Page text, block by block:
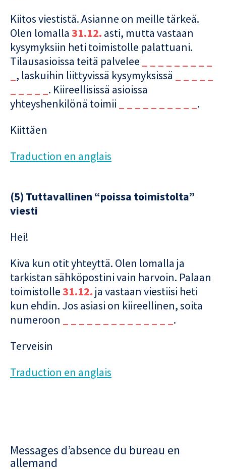
Kiitos viestistä. Asianne on meille tärkeä.
Olen lomalla 31.12. asti, mutta vastaan
kysymyksiin heti toimistolle palattuani.
Tilausasioissa teitä palvelee
, laskuihin liittyvissä kysymyksissä
. Kiireellisissä asioissa
yhteyshenkilönä toimii
.
Kiittäen
Traduction en anglais
(5) Tuttavallinen “poissa toimistolta”
viesti
Hei!
Kiva kun otit yhteyttä. Olen lomalla ja
tarkistan sähköpostini vain harvoin. Palaan
toimistolle31.12. ja vastaan viestiisi heti
kun ehdin. Jos asiasi on kiireellinen, soita
numeroon
.
Terveisin
Traduction en anglais
Messages d’absence du bureau en
allemand